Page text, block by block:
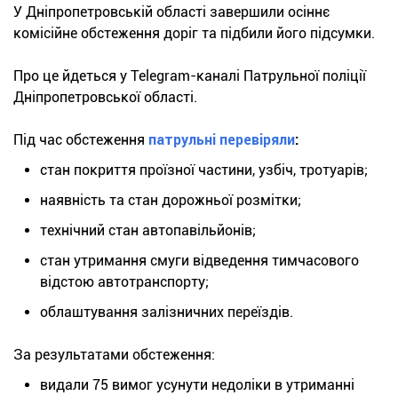
У Дніпропетровській області завершили осіннє
комісійне обстеження доріг та підбили його підсумки.
Про це йдеться у Telegram-каналі Патрульної поліції
Дніпропетровської області.
Під час обстеження патрульні перевіряли:
стан покриття проїзної частини, узбіч, тротуарів;
наявність та стан дорожньої розмітки;
технічний стан автопавільйонів;
стан утримання смуги відведення тимчасового
відстою автотранспорту;
облаштування залізничних переїздів.
За результатами обстеження:
видали 75 вимог усунути недоліки в утриманні